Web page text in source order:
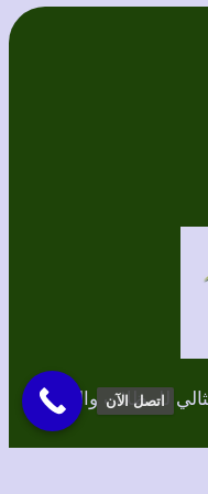
للمظلات والسواتر
اتصل الآن